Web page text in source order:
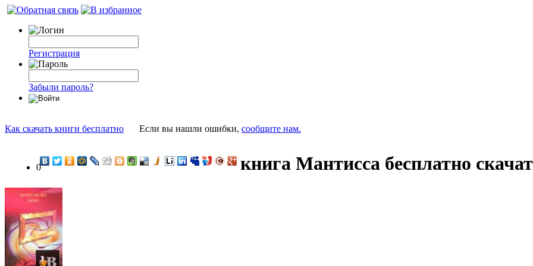
Регистрация
Забыли пароль?
Как скачать книги бесплатно Если вы нашли ошибки, сообщите нам.
0 книга Мантисса бесплатно